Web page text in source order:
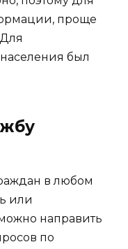
проще
был
в любом
или
направить
по